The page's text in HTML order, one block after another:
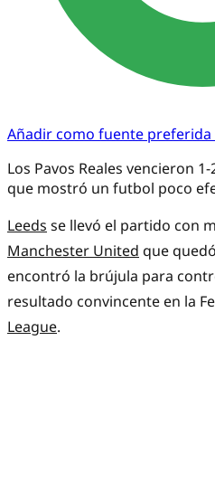
Añadir como fuente preferida
Los Pavos Reales vencieron
que mostró un futbol poco
Leeds se llevó el partido con
Manchester United que
encontró la brújula para
resultado convincente en la
League.